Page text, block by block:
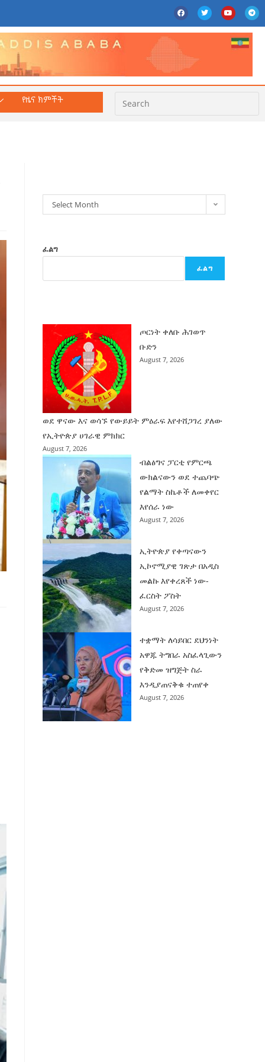
የዜና ክምችት
Select Month
ፈልግ
ፈልግ
ጦርነት ቀለቡ ሕገወጥ
ቡድን
August 7, 2026
ወደ ዋናው እና ወሳኙ የውይይት ምዕራፍ እየተሸጋገረ ያለው
የኢትዮጵያ ሀገራዊ ምክክር
August 7, 2026
ብልፅግና ፓርቲ የምርጫ
ውክልናውን ወደ ተጨባጭ
የልማት ስኬቶች ለመቀየር
እየሰራ ነው
August 7, 2026
ኢትዮጵያ የቀጣናውን
ኢኮኖሚያዊ ገጽታ በአዲስ
መልኩ እየቀረጸች ነው-
ፈርስት ፖስት
August 7, 2026
ተቋማት ለሳይበር ደህንነት
አዋጁ ትግበራ አስፈላጊውን
የቅድመ ዝግጅት ስራ
እንዲያጠናቅቁ ተጠየቀ
August 7, 2026